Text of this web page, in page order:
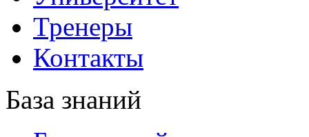
Тренеры
Контакты
База знаний